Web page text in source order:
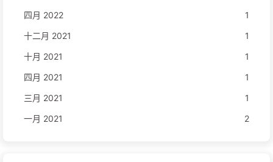
四月 2022
1
十二月 2021
1
十月 2021
1
四月 2021
1
三月 2021
1
一月 2021
2